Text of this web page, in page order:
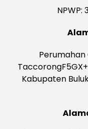
NPWP:
Perumahan
Kabupaten